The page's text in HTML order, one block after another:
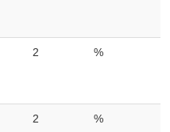
2 %
2 %